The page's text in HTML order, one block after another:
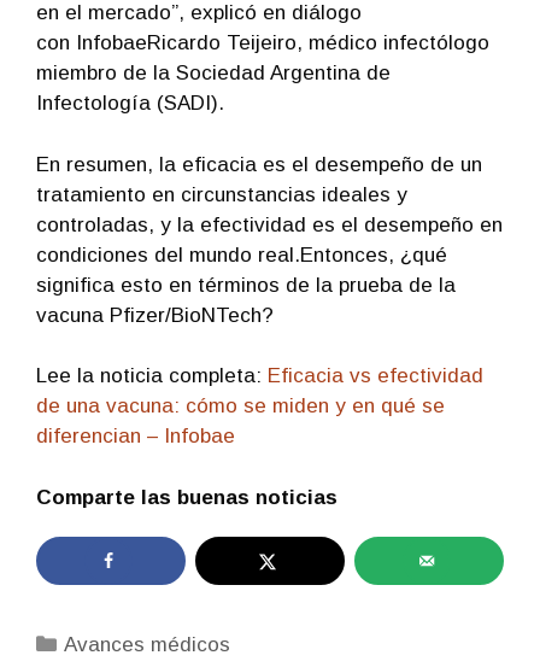
en el mercado”, explicó en diálogo
con InfobaeRicardo Teijeiro, médico infectólogo
miembro de la Sociedad Argentina de
Infectología (SADI).
En resumen, la eficacia es el desempeño de un
tratamiento en circunstancias ideales y
controladas, y la efectividad es el desempeño en
condiciones del mundo real.Entonces, ¿qué
significa esto en términos de la prueba de la
vacuna Pfizer/BioNTech?
Lee la noticia completa: Eficacia vs efectividad
de una vacuna: cómo se miden y en qué se
diferencian – Infobae
Comparte las buenas noticias
Categorías
Avances médicos